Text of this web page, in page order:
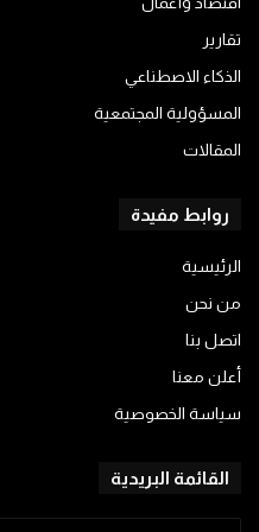
تقارير
الذكاء الاصطناعي
المسؤولية المجتمعية
المقالات
روابط مفيدة
الرئيسية
من نحن
اتصل بنا
أعلن معنا
سياسة الخصوصية
القائمة البريدية